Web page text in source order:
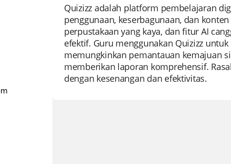
Quizizz adalah platform pembelajaran
penggunaan, keserbagunaan, dan
perpustakaan yang kaya, dan fitur AI
efektif. Guru menggunakan Quizizz
memungkinkan pemantauan kemajuan
memberikan laporan komprehensif.
dengan kesenangan dan efektivitas.